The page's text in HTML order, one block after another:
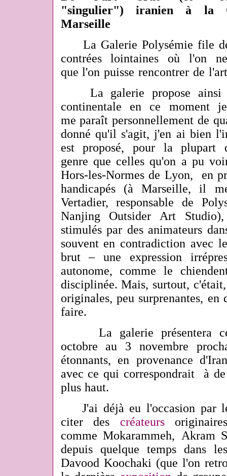
"singulier") iranien à la
Marseille
La Galerie Polysémie file
contrées lointaines où l'on
que l'on puisse rencontrer de
La galerie propose ainsi
continentale en ce moment
me paraît personnellement de
donné qu'il s'agit, j'en ai bien
est proposé, pour la plupart
genre que celles qu'on a pu
Hors-les-Normes de Lyon, en
handicapés (à Marseille, il
Vertadier, responsable de
Nanjing Outsider Art
stimulés par des animateurs
souvent en contradiction avec
brut – une expression
autonome, comme le
disciplinée. Mais, surtout,
originales, peu surprenantes,
faire.
La galerie présentera
octobre au 3 novembre
étonnants, en provenance
avec ce qui correspondrait à
plus haut.
J'ai déjà eu l'occasion par
citer des créateurs
comme Mokarammeh, Akram
depuis quelque temps dans
Davood Koochaki (que l'on